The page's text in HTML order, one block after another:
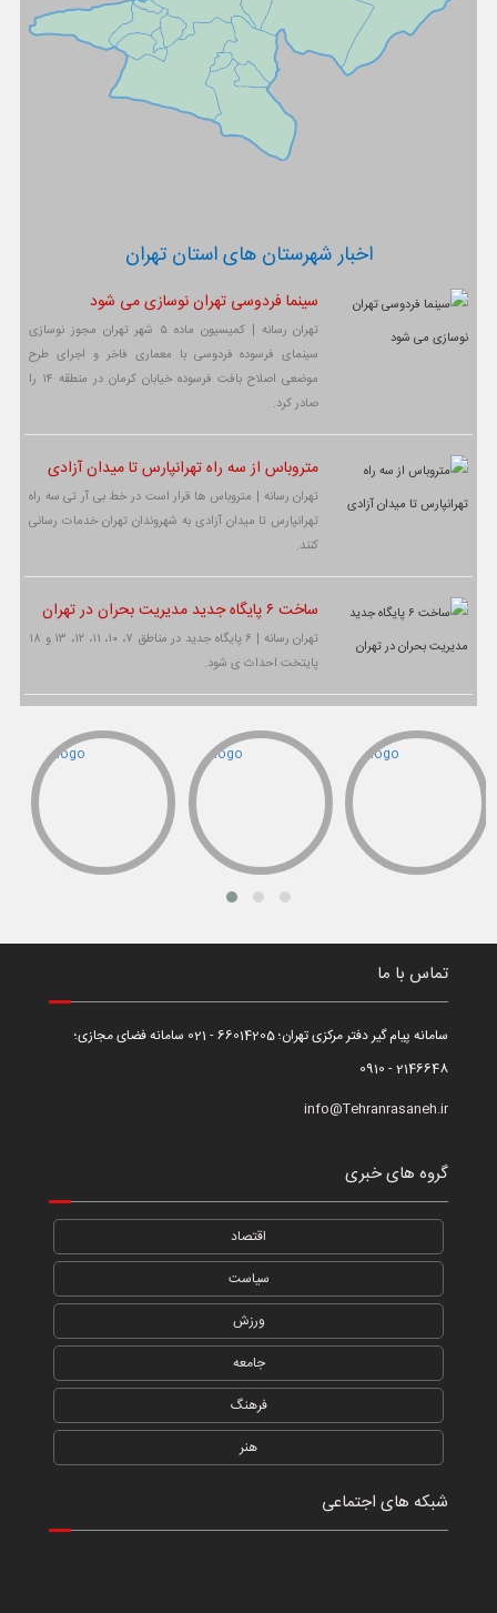
اخبار شهرستان های استان تهران
سینما فردوسی تهران نوسازی می شود
تهران رسانه | کمیسیون ماده ۵ شهر تهران مجوز نوسازی
سینمای فرسوده فردوسی با معماری فاخر و اجرای طرح
موضعی اصلاح بافت فرسوده خیابان کرمان در منطقه ۱۴ را
صادر کرد.
متروباس از سه راه تهرانپارس تا میدان آزادی
تهران رسانه | متروباس ها قرار است در خط بی آر تی سه راه
تهرانپارس تا میدان آزادی به شهروندان تهران خدمات رسانی
کنند.
ساخت ۶ پایگاه جدید مدیریت بحران در تهران
تهران رسانه | ۶ پایگاه جدید در مناطق ۷، ۱۰، ۱۱، ۱۲، ۱۳ و ۱۸
پایتخت احداث ی شود.
تماس با ما
سامانه پیام گیر دفتر مرکزی تهران؛ 66014205 - 021 سامانه فضای مجازی؛
2146648 - 0910
info@Tehranrasaneh.ir
گروه های خبری
اقتصاد
سیاست
ورزش
جامعه
فرهنگ
هنر
شبکه های اجتماعی